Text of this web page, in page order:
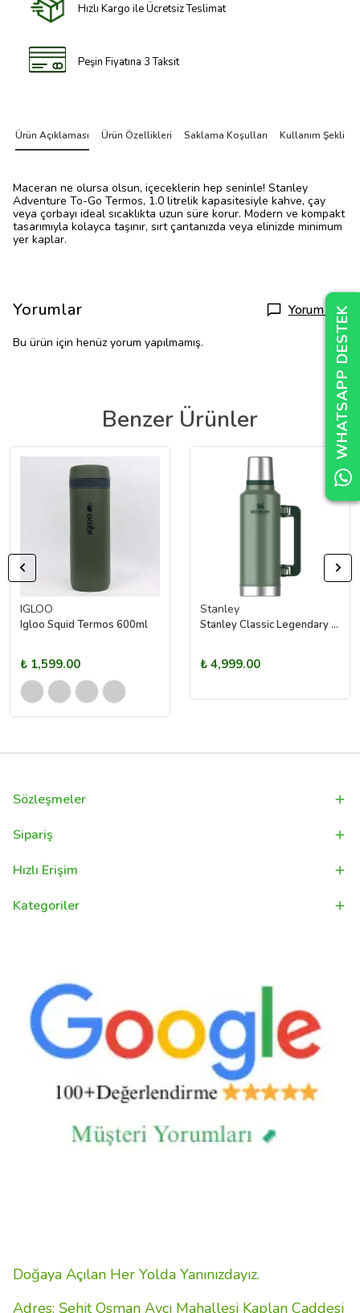
Hızlı Kargo ile Ücretsiz Teslimat
Peşin Fiyatına 3 Taksit
Ürün Açıklaması Ürün Özellikleri Saklama Koşulları Kullanım Şekli
Maceran ne olursa olsun, içeceklerin hep seninle! Stanley
Adventure To-Go Termos, 1.0 litrelik kapasitesiyle kahve, çay
veya çorbayı ideal sıcaklıkta uzun süre korur. Modern ve kompakt
tasarımıyla kolayca taşınır, sırt çantanızda veya elinizde minimum
yer kaplar.
Yorumlar Yorum Yap
Bu ürün için henüz yorum yapılmamış.
Benzer Ürünler
IGLOO
Igloo Squid Termos 600ml
₺ 1,599.00
Stanley
Stanley Classic Legendary Termos | 1.9L Yeşil
₺ 4,999.00
Sözleşmeler
Sipariş
Hızlı Erişim
Kategoriler
Doğaya Açılan Her Yolda Yanınızdayız.
Adres: Şehit Osman Avcı Mahallesi Kaplan Caddesi
WHATSAPP DESTEK
WHATSAPP DESTEK
WHATSAPP DESTEK